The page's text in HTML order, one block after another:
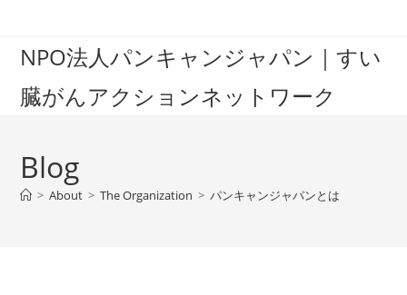
contentNPO法人パンキャンジャパン｜すい
臓がんアクションネットワーク
Blog
> About > The Organization > パンキャンジャパンとは